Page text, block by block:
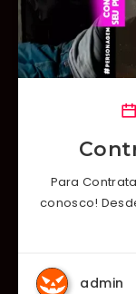
Para
conosco!
admin